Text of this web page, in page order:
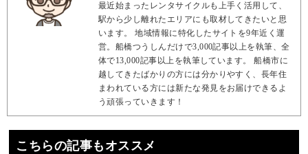
最近始まったレンタサイクルも上手く活用して、
駅から少し離れたエリアにも取材してきたいと思
います。 地域情報に特化したサイトを9年近く運
営。船橋つうしんだけで3,000記事以上を執筆、全
体で13,000記事以上を執筆しています。 船橋市に
越してきたばかりの方には分かりやすく、長年住
まわれている方には新たな発見をお届けできるよ
う頑張っていきます！
こちらの記事もオススメ